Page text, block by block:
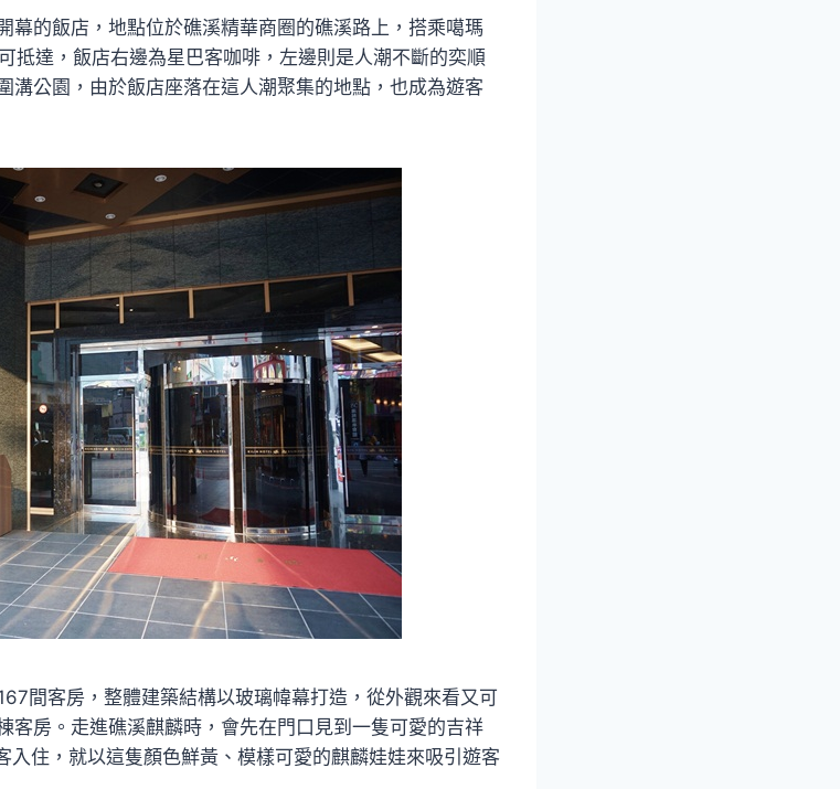
幕的飯店，地點位於礁溪精華商圈的礁溪路上，搭乘噶瑪
抵達，飯店右邊為星巴客咖啡，左邊則是人潮不斷的奕順
溝公園，由於飯店座落在這人潮聚集的地點，也成為遊客
間客房，整體建築結構以玻璃幃幕打造，從外觀來看又可
客房。走進礁溪麒麟時，會先在門口見到一隻可愛的吉祥
住，就以這隻顏色鮮黃、模樣可愛的麒麟娃娃來吸引遊客